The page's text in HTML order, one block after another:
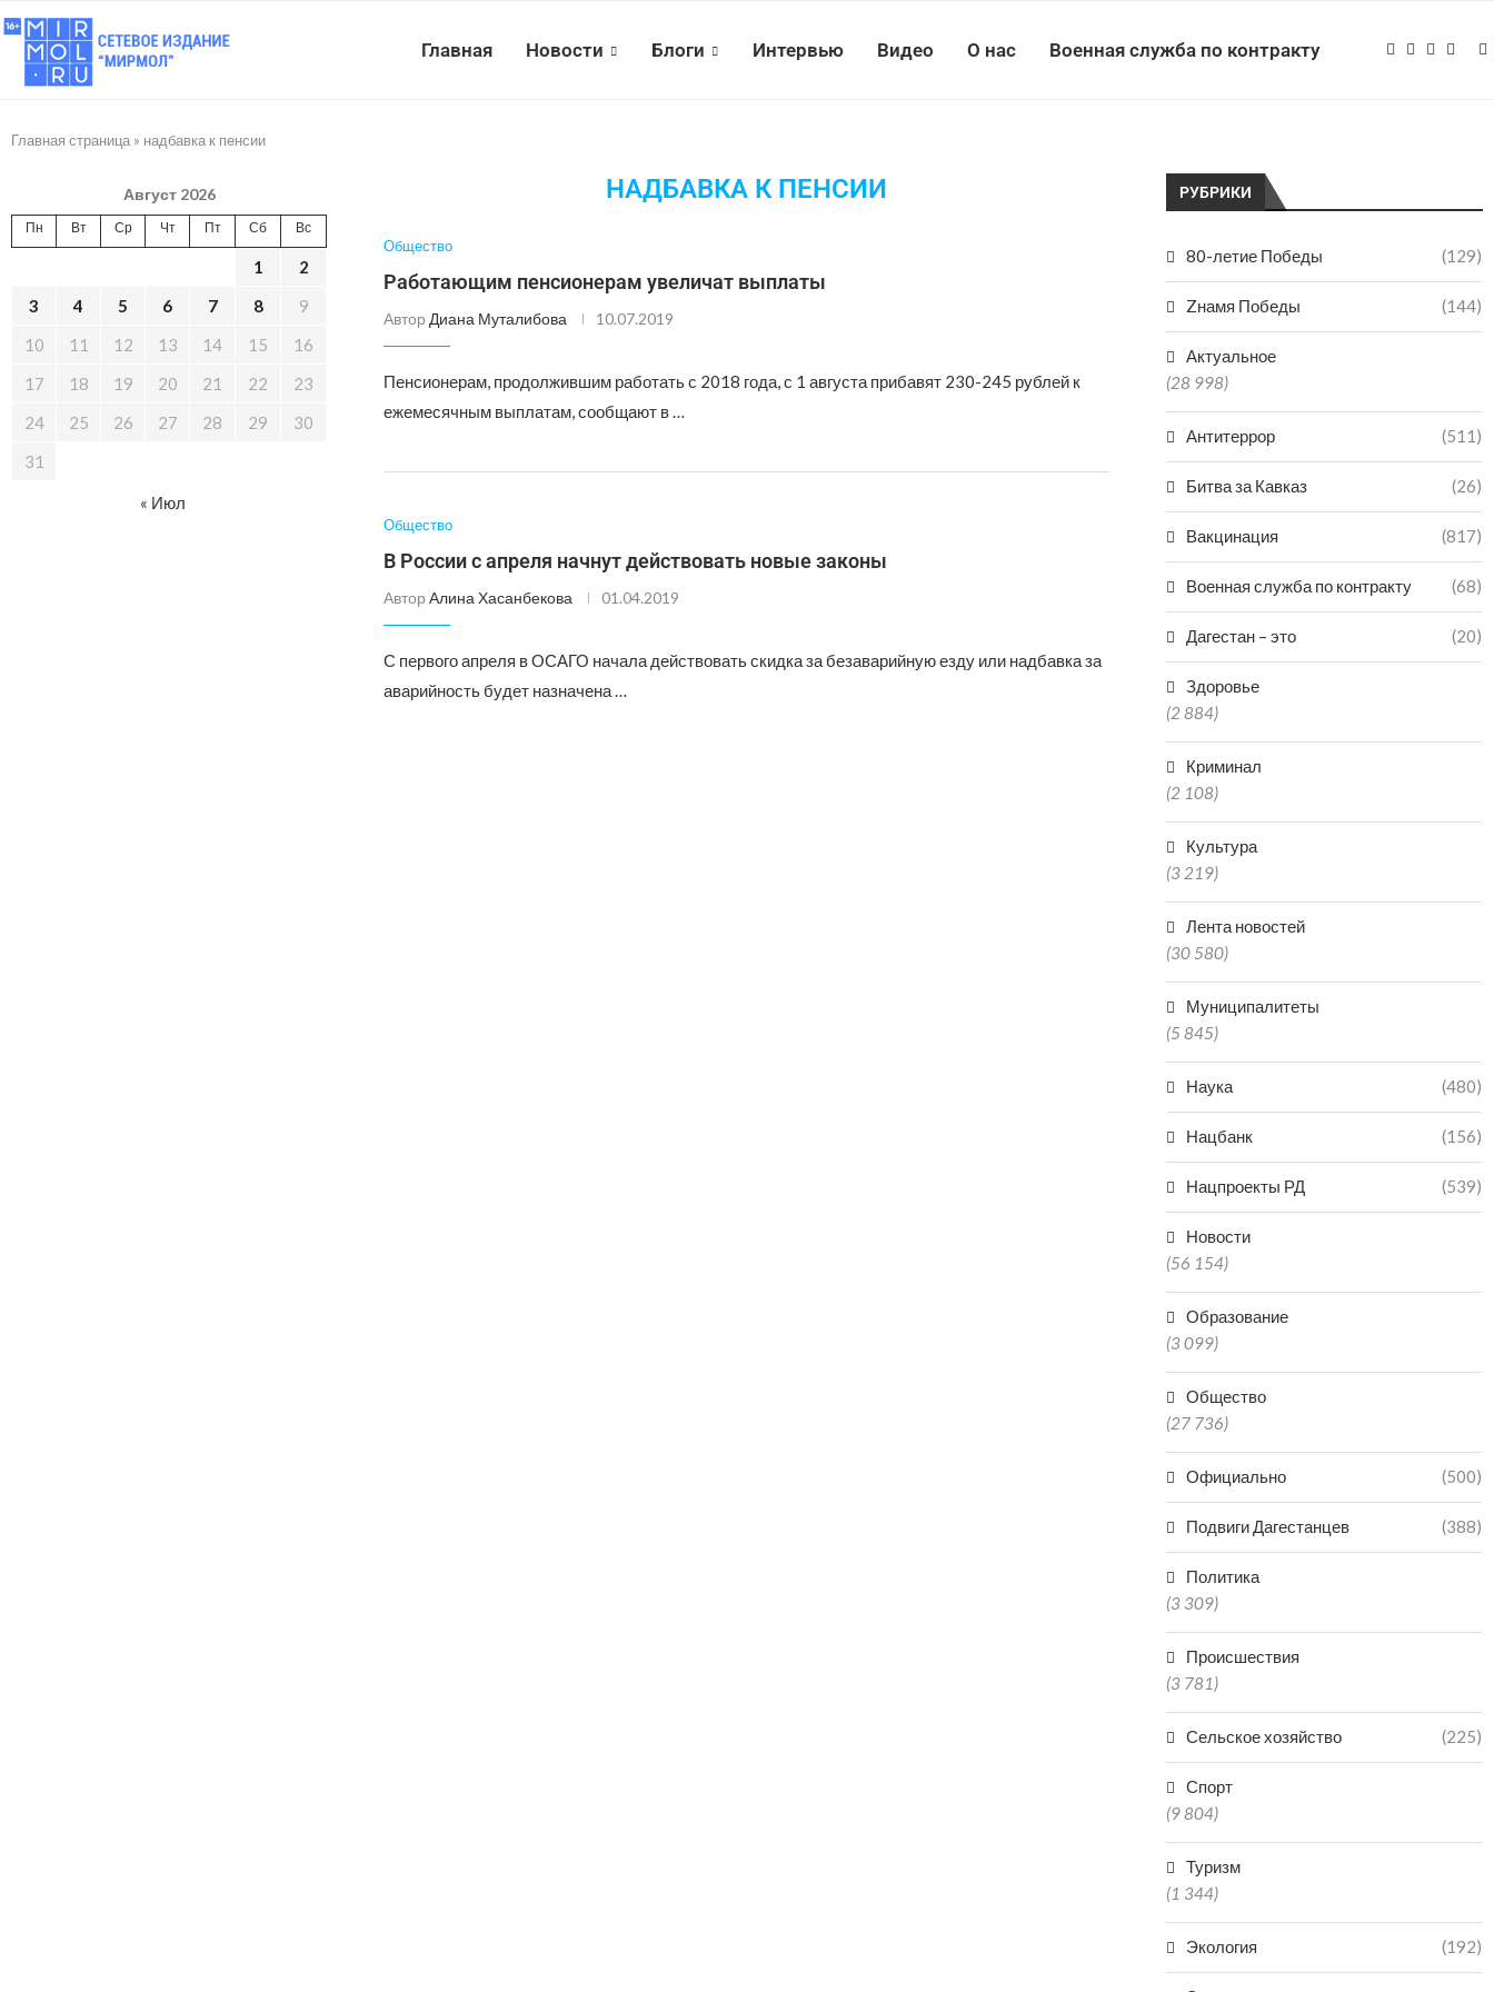
Главная Новости Блоги Интервью Видео О нас Военная служба по контракту
Главная страница » надбавка к пенсии
НАДБАВКА К ПЕНСИИ
Общество
Работающим пенсионерам увеличат выплаты
Автор Диана Муталибова 10.07.2019
Пенсионерам, продолжившим работать с 2018 года, с 1 августа прибавят 230-245 рублей к
ежемесячным выплатам, сообщают в …
Общество
В России с апреля начнут действовать новые законы
Автор Алина Хасанбекова 01.04.2019
С первого апреля в ОСАГО начала действовать скидка за безаварийную езду или надбавка за
аварийность будет назначена …
РУБРИКИ
80-летие Победы (129)
Zнамя Победы (144)
Актуальное
(28 998)
Антитеррор (511)
Битва за Кавказ (26)
Вакцинация (817)
Военная служба по контракту (68)
Дагестан – это (20)
Здоровье
(2 884)
Криминал
(2 108)
Культура
(3 219)
Лента новостей
(30 580)
Муниципалитеты
(5 845)
Наука (480)
Нацбанк (156)
Нацпроекты РД (539)
Новости
(56 154)
Образование
(3 099)
Общество
(27 736)
Официально (500)
Подвиги Дагестанцев (388)
Политика
(3 309)
Происшествия
(3 781)
Сельское хозяйство (225)
Спорт
(9 804)
Туризм
(1 344)
Экология (192)
Август 2026
Пн Вт Ср Чт Пт Сб Вс
1
2
3
4 5 6 7 8
9
10
11 12 13 14 15
16
17
18 19 20 21 22
23
24
25 26 27 28 29
30
31
« Июл